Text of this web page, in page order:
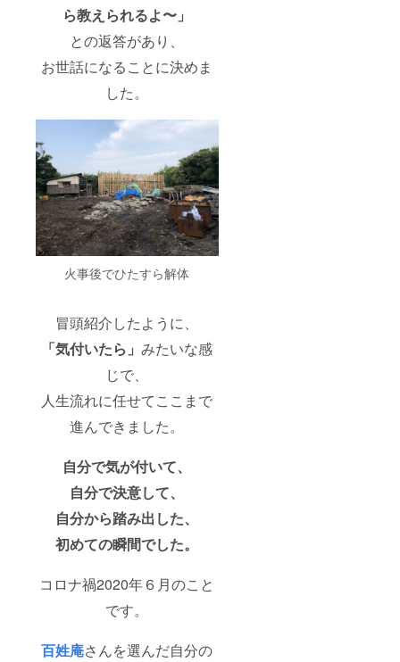
ら教えられるよ〜」
との返答があり、
お世話になることに決めま
した。
火事後でひたすら解体
冒頭紹介したように、
「気付いたら」みたいな感
じで、
人生流れに任せてここまで
進んできました。
自分で気が付いて、
自分で決意して、
自分から踏み出した、
初めての瞬間でした。
コロナ禍2020年６月のこと
です。
百姓庵さんを選んだ自分の